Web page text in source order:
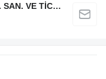
DURMUŞ ÖZGÜL OTOMOTİV İTH. İHR. SAN. VE TİC. A.Ş